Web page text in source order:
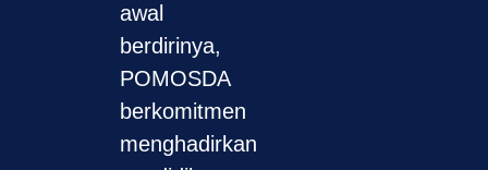
awal
berdirinya,
POMOSDA
berkomitmen
menghadirkan